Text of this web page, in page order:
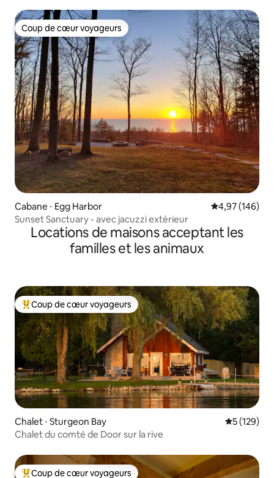
Coup de cœur voyageurs
Coup de cœur voyageurs
Cabane ⋅ Egg Harbor Évaluation
4,97 (146)
Sunset Sanctuary - avec jacuzzi extérieur
Locations de maisons acceptant les
familles et les animaux
Coups de cœur voyageurs les plus appréciés
Coup de cœur voyageurs
Chalet ⋅ Sturgeon Bay Évaluation
5 (129)
Chalet du comté de Door sur la rive
Coup de cœur voyageurs